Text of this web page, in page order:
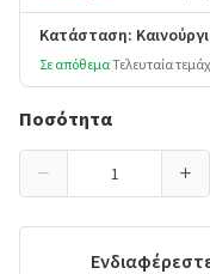
Κατάσταση:
Σε απόθεμαΤελευταία
Ποσότητα